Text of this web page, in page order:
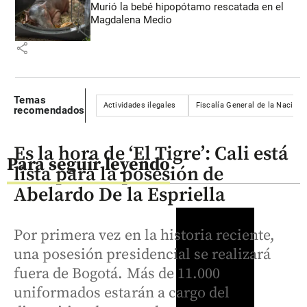
Murió la bebé hipopótamo rescatada en el
Magdalena Medio
share
Temas
recomendados
Actividades ilegales Fiscalía General de la Nación
Para seguir leyendo
Es la hora de ‘El Tigre’: Cali está
lista para la posesión de
Abelardo De la Espriella
Por primera vez en la historia reciente,
una posesión presidencial se realizará
fuera de Bogotá. Más de 11.000
uniformados estarán a cargo del